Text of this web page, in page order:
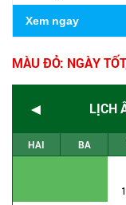
Xem ngay
MÀU ĐỎ: NGÀY
◄ LỊCH
HAI BA